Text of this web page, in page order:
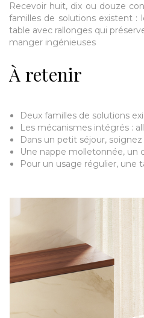
Recevoir huit, dix ou douze
familles de solutions existent :
table avec rallonges qui
manger ingénieuses
À retenir
Deux familles de solutions
Les mécanismes intégrés :
Dans un petit séjour,
Une nappe molletonnée, un
Pour un usage régulier, une